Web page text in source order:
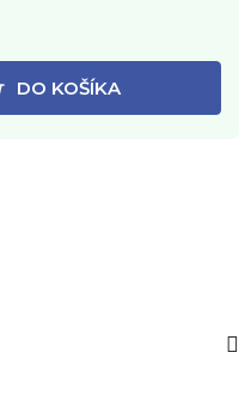
DO KOŠÍKA